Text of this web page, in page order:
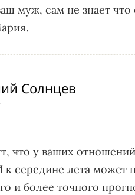
муж, сам не знает
Солнцев
что у ваших
середине лета может
и более точного